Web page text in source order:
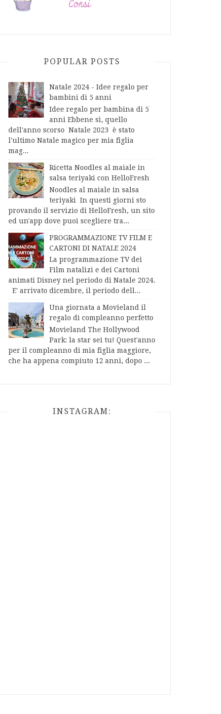
POPULAR POSTS
Natale 2024 - Idee regalo per
bambini di 5 anni
Idee regalo per bambina di 5
anni Ebbene sì, quello
dell'anno scorso Natale 2023 è stato
l'ultimo Natale magico per mia figlia
mag...
Ricetta Noodles al maiale in
salsa teriyaki con HelloFresh
Noodles al maiale in salsa
teriyaki In questi giorni sto
provando il servizio di HelloFresh, un sito
ed un'app dove puoi scegliere tra...
PROGRAMMAZIONE TV FILM E
CARTONI DI NATALE 2024
La programmazione TV dei
Film natalizi e dei Cartoni
animati Disney nel periodo di Natale 2024.
E' arrivato dicembre, il periodo dell...
Una giornata a Movieland il
regalo di compleanno perfetto
Movieland The Hollywood
Park: la star sei tu! Quest'anno
per il compleanno di mia figlia maggiore,
che ha appena compiuto 12 anni, dopo ...
INSTAGRAM: